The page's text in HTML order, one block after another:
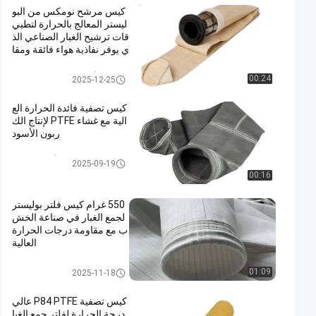
00:24
كيس مرشح نومكس من البو
ليستر المعالج بالحرارة لتطبي
قات ترشيح الغبار الصناعي الذ
ي يوفر نفاذية هواء فائقة ومقا
أكياس تصفية جامع الغبار
2025-12-25
00:16
كيس تصفية فائدة الحرارة الع
الية مع غشاء PTFE لإنتاج الك
ربون الأسود
كيس فلتر من ألياف الزجاج
2025-09-19
01:09
550 غرام كيس فلتر بوليستر
لجمع الغبار في صناعة الخش
ب مع مقاومة درجات الحرارة
العالية
كيس فلتر بوليستر2025-11-18
كيس تصفية P84 PTFE عالي